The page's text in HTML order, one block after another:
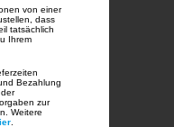
von einer
dass
tatsächlich
Ihrem
Bezahlung
zur
Weitere
.